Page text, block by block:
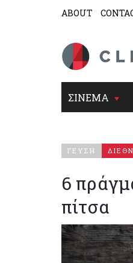
ABOUT
ΣΙΝΕΜΑ
ΓΕΥΣΗ
6
πίτσα